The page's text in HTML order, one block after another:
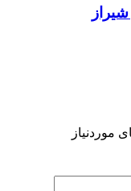
موردنیاز